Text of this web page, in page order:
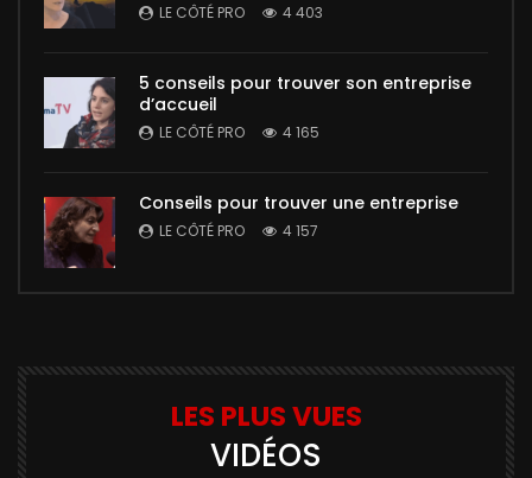
LE CÔTÉ PRO 4 403
5 conseils pour trouver son entreprise
d’accueil
LE CÔTÉ PRO 4 165
Conseils pour trouver une entreprise
LE CÔTÉ PRO 4 157
LES PLUS VUES
VIDÉOS